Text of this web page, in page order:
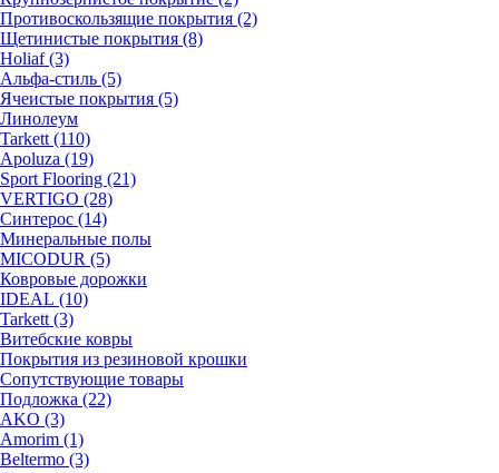
Противоскользящие покрытия (2)
Щетинистые покрытия (8)
Holiaf (3)
Альфа-стиль (5)
Ячеистые покрытия (5)
Линолеум
Tarkett (110)
Apoluza (19)
Sport Flooring (21)
VERTIGO (28)
Синтерос (14)
Минеральные полы
MICODUR (5)
Ковровые дорожки
IDEAL (10)
Tarkett (3)
Витебские ковры
Покрытия из резиновой крошки
Сопутствующие товары
Подложка (22)
AKO (3)
Amorim (1)
Beltermo (3)